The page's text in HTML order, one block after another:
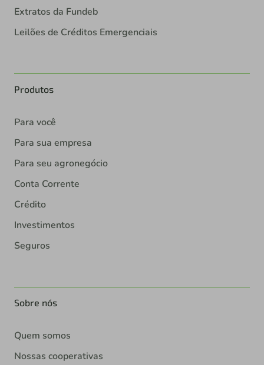
Extratos da Fundeb
Leilões de Créditos Emergenciais
Produtos
Para você
Para sua empresa
Para seu agronegócio
Conta Corrente
Crédito
Investimentos
Seguros
Sobre nós
Quem somos
Nossas cooperativas